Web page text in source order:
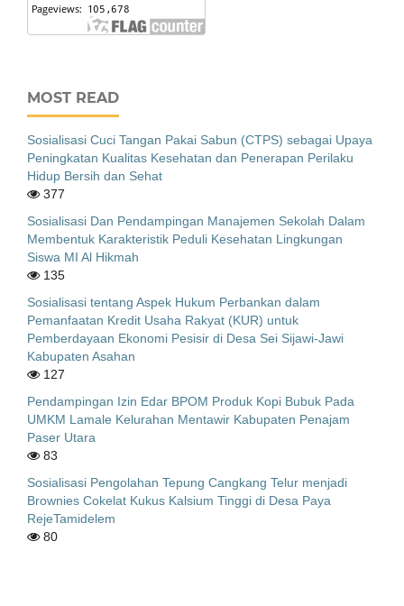
MOST READ
Sosialisasi Cuci Tangan Pakai Sabun (CTPS) sebagai Upaya
Peningkatan Kualitas Kesehatan dan Penerapan Perilaku
Hidup Bersih dan Sehat
377
Sosialisasi Dan Pendampingan Manajemen Sekolah Dalam
Membentuk Karakteristik Peduli Kesehatan Lingkungan
Siswa MI Al Hikmah
135
Sosialisasi tentang Aspek Hukum Perbankan dalam
Pemanfaatan Kredit Usaha Rakyat (KUR) untuk
Pemberdayaan Ekonomi Pesisir di Desa Sei Sijawi-Jawi
Kabupaten Asahan
127
Pendampingan Izin Edar BPOM Produk Kopi Bubuk Pada
UMKM Lamale Kelurahan Mentawir Kabupaten Penajam
Paser Utara
83
Sosialisasi Pengolahan Tepung Cangkang Telur menjadi
Brownies Cokelat Kukus Kalsium Tinggi di Desa Paya
RejeTamidelem
80